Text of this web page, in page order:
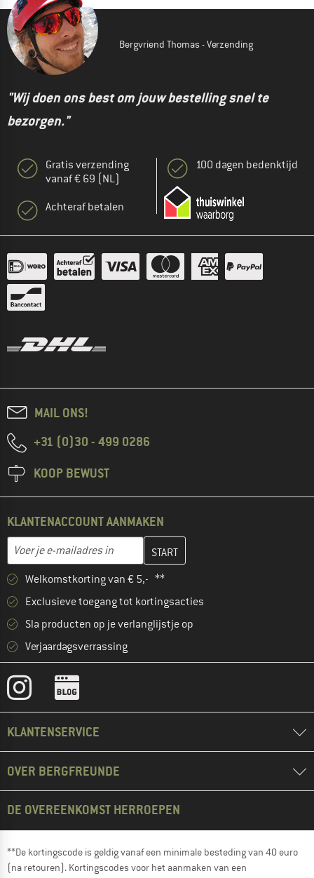
Bergvriend Thomas - Verzending
"Wij doen ons best om jouw bestelling snel te
bezorgen."
Gratis verzending
vanaf € 69 (NL)
Achteraf betalen
100 dagen bedenktijd
MAIL ONS!
+31 (0)30 - 499 0286
KOOP BEWUST
KLANTENACCOUNT AANMAKEN
E-mailadres
Vul je e-mailadres hier in en maak in de volgende stap je
Welkomstkorting van € 5,- **
Exclusieve toegang tot kortingsacties
Sla producten op je verlanglijstje op
Verjaardagsverrassing
KLANTENSERVICE
OVER BERGFREUNDE
DE OVEREENKOMST HERROEPEN
**De kortingscode is geldig vanaf een minimale besteding van 40 euro
(na retouren). Kortingscodes voor het aanmaken van een